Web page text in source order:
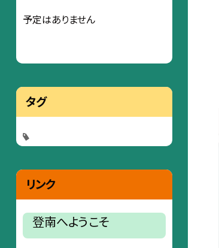
予定はありません
タグ
リンク
登南へようこそ